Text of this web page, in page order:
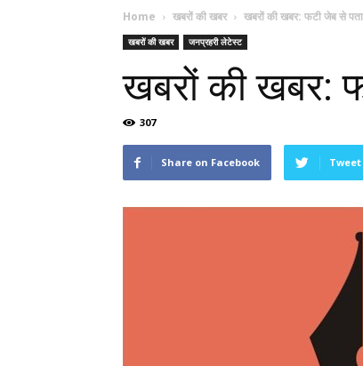
Home खबरों की खबर खबरों की खबर: फटी जेब से
खबरों की खबर जनप्रहरी लेटेस्ट
खबरों की खबर:
307
Share on Facebook